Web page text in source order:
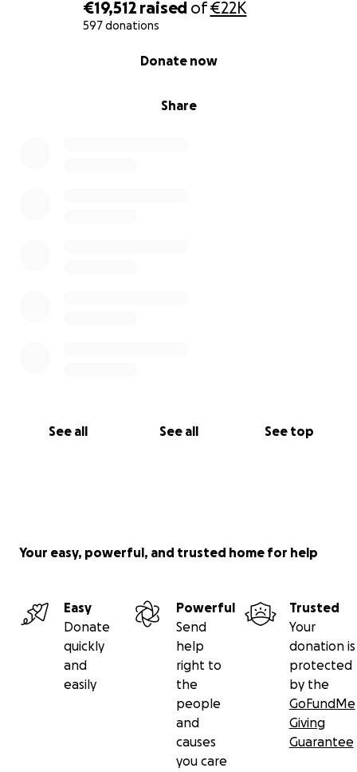
€19,512 raised of€22K
597 donations
Share
Donate now
See all See all See top
Your easy, powerful, and trusted home for help
Easy
Donate
quickly
and
easily
Powerful
Send
help
right to
the
people
and
causes
you care
Trusted
Your
donation is
protected
by the
GoFundMe
Giving
Guarantee